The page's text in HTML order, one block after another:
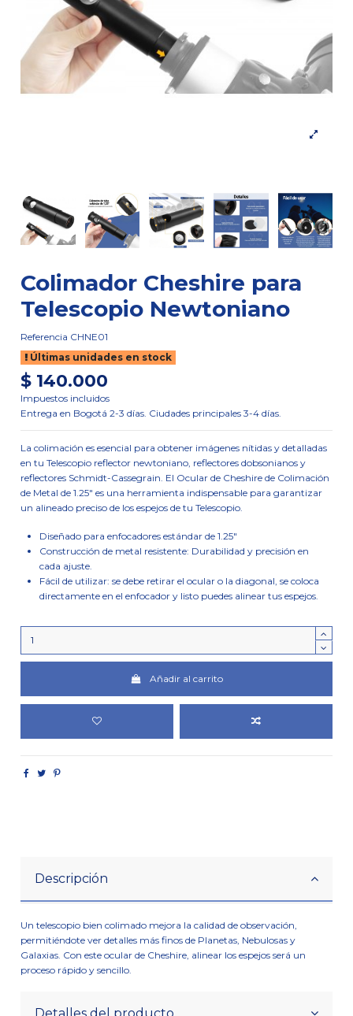
Colimador Cheshire para
Telescopio Newtoniano
Referencia CHNE01
Últimas unidades en stock
$ 140.000
Impuestos incluidos
Entrega en Bogotá 2-3 días. Ciudades principales 3-4 días.
La colimación es esencial para obtener imágenes nítidas y detalladas
en tu Telescopio reflector newtoniano, reflectores dobsonianos y
reflectores Schmidt-Cassegrain. El Ocular de Cheshire de Colimación
de Metal de 1.25" es una herramienta indispensable para garantizar
un alineado preciso de los espejos de tu Telescopio.
Diseñado para enfocadores estándar de 1.25"
Construcción de metal resistente: Durabilidad y precisión en
cada ajuste.
Fácil de utilizar: se debe retirar el ocular o la diagonal, se coloca
directamente en el enfocador y listo puedes alinear tus espejos.
Añadir al carrito
Descripción
Un telescopio bien colimado mejora la calidad de observación,
permitiéndote ver detalles más finos de Planetas, Nebulosas y
Galaxias. Con este ocular de Cheshire, alinear los espejos será un
proceso rápido y sencillo.